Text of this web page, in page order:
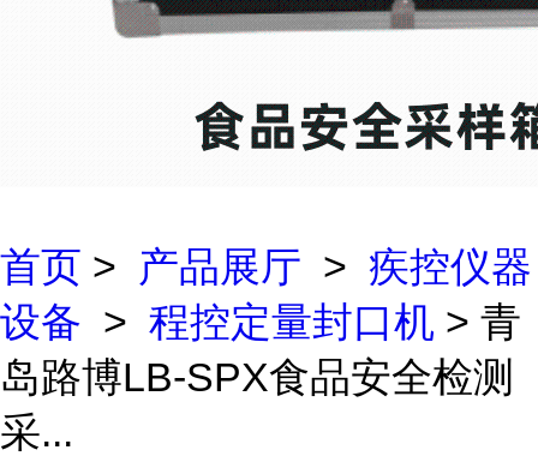
首页 > 产品展厅 > 疾控仪器
设备 > 程控定量封口机 > 青
岛路博LB-SPX食品安全检测
采...